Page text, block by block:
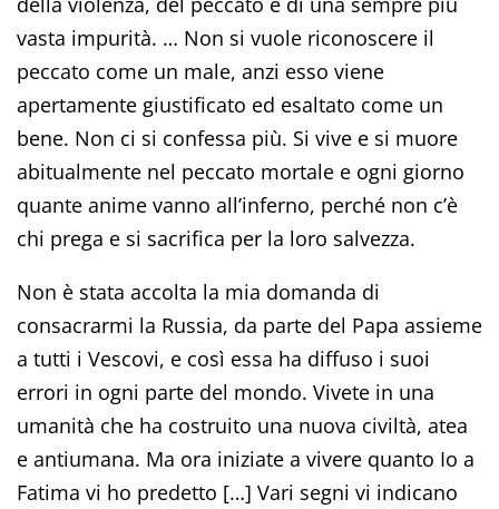
vasta impurità. … Non si vuole riconoscere il
peccato come un male, anzi esso viene
apertamente giustificato ed esaltato come un
bene. Non ci si confessa più. Si vive e si muore
abitualmente nel peccato mortale e ogni giorno
quante anime vanno all’inferno, perché non c’è
chi prega e si sacrifica per la loro salvezza.
Non è stata accolta la mia domanda di
consacrarmi la Russia, da parte del Papa assieme
a tutti i Vescovi, e così essa ha diffuso i suoi
errori in ogni parte del mondo. Vivete in una
umanità che ha costruito una nuova civiltà, atea
e antiumana. Ma ora iniziate a vivere quanto Io a
Fatima vi ho predetto […] Vari segni vi indicano